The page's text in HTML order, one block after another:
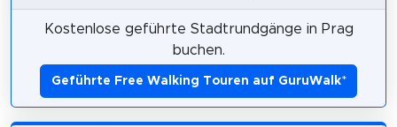
Kostenlose geführte Stadtrundgänge in Prag
buchen.
Geführte Free Walking Touren auf GuruWalk*